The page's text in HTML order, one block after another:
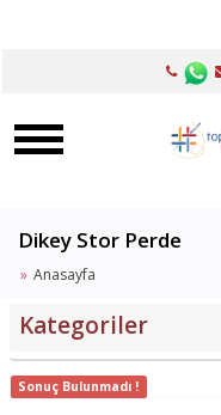
Dikey Stor Perde
Anasayfa
Kategoriler
Sonuç Bulunmadı !